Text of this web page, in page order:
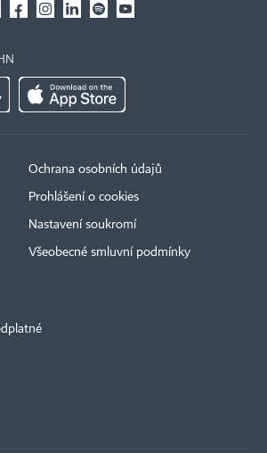
Ochrana osobních údajů
Prohlášení o cookies
Nastavení soukromí
Všeobecné smluvní podmínky